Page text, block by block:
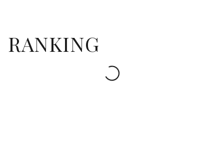
RANKING